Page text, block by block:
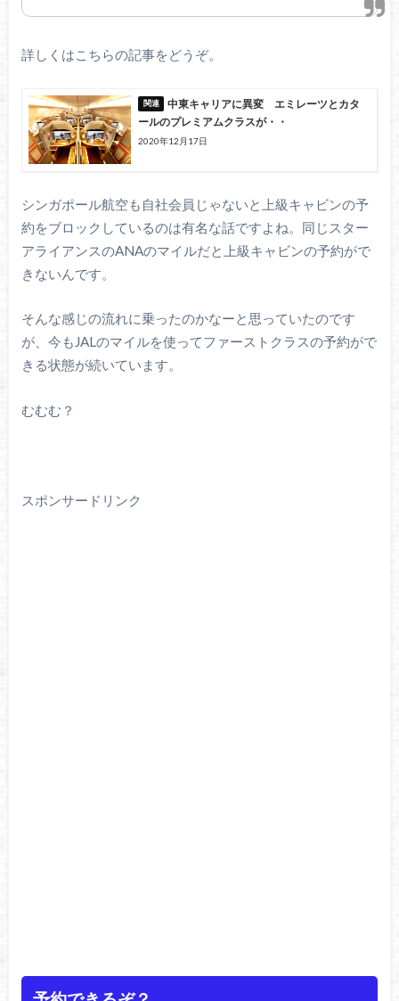
詳しくはこちらの記事をどうぞ。
中東キャリアに異変 エミレーツとカタ
ールのプレミアムクラスが・・
2020年12月17日
シンガポール航空も自社会員じゃないと上級キャビンの予
約をブロックしているのは有名な話ですよね。同じスター
アライアンスのANAのマイルだと上級キャビンの予約がで
きないんです。
そんな感じの流れに乗ったのかなーと思っていたのです
が、今もJALのマイルを使ってファーストクラスの予約がで
きる状態が続いています。
むむむ？
スポンサードリンク